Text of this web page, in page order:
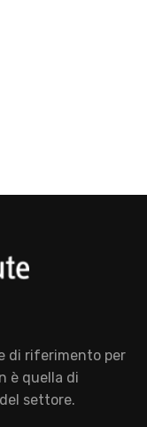
di riferimento per
è quella di
settore.